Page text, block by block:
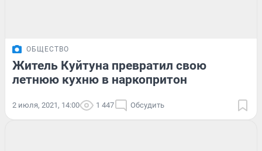
ОБЩЕСТВО
Житель Куйтуна превратил свою
летнюю кухню в наркопритон
2 июля, 2021, 14:00 1 447 Обсудить